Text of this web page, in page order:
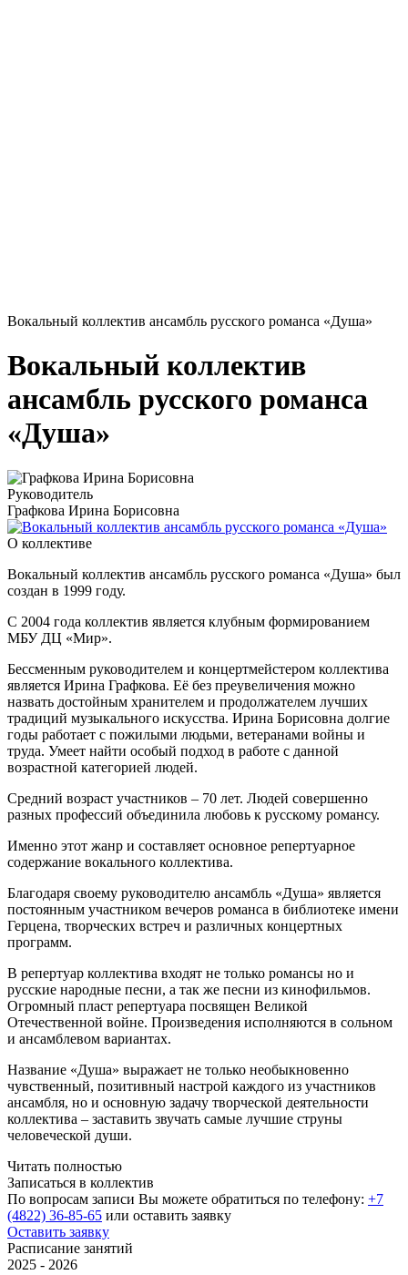
Вокальный коллектив ансамбль русского романса «Душа»
Вокальный коллектив
ансамбль русского романса
«Душа»
Руководитель
Графкова Ирина Борисовна
О коллективе
Вокальный коллектив ансамбль русского романса «Душа» был
создан в 1999 году.
С 2004 года коллектив является клубным формированием
МБУ ДЦ «Мир».
Бессменным руководителем и концертмейстером коллектива
является Ирина Графкова. Её без преувеличения можно
назвать достойным хранителем и продолжателем лучших
традиций музыкального искусства. Ирина Борисовна долгие
годы работает с пожилыми людьми, ветеранами войны и
труда. Умеет найти особый подход в работе с данной
возрастной категорией людей.
Средний возраст участников – 70 лет. Людей совершенно
разных профессий объединила любовь к русскому романсу.
Именно этот жанр и составляет основное репертуарное
содержание вокального коллектива.
Благодаря своему руководителю ансамбль «Душа» является
постоянным участником вечеров романса в библиотеке имени
Герцена, творческих встреч и различных концертных
программ.
В репертуар коллектива входят не только романсы но и
русские народные песни, а так же песни из кинофильмов.
Огромный пласт репертуара посвящен Великой
Отечественной войне. Произведения исполняются в сольном
и ансамблевом вариантах.
Название «Душа» выражает не только необыкновенно
чувственный, позитивный настрой каждого из участников
ансамбля, но и основную задачу творческой деятельности
коллектива – заставить звучать самые лучшие струны
человеческой души.
Читать полностью
Записаться в коллектив
По вопросам записи Вы можете обратиться по телефону: +7
(4822) 36-85-65 или оставить заявку
Оставить заявку
Расписание занятий
2025 - 2026